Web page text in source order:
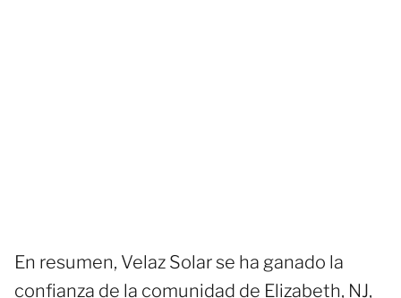
En resumen, Velaz Solar se ha ganado la
confianza de la comunidad de Elizabeth, NJ,